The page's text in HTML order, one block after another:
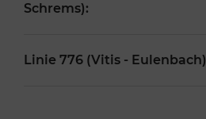
Schrems):
Linie 776 (Vitis - Eulenbach)